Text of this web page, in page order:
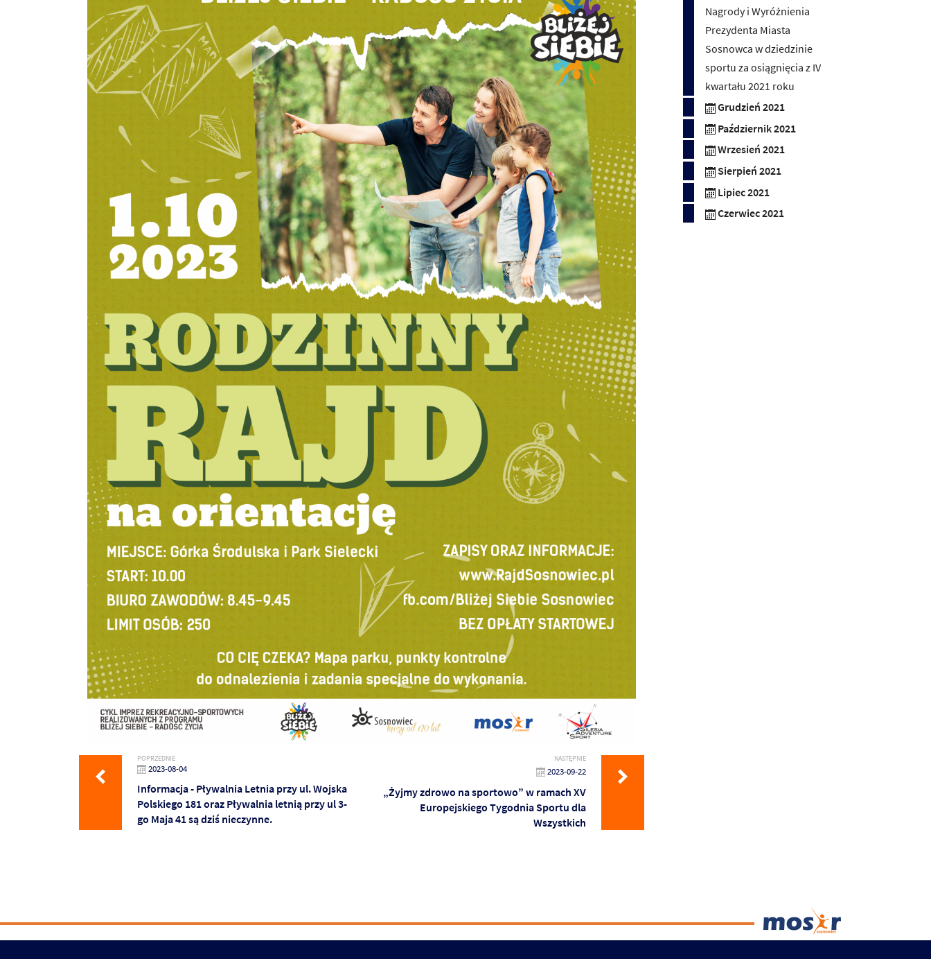
POPRZEDNIE
2023-08-04
Informacja - Pływalnia Letnia przy ul. Wojska
Polskiego 181 oraz Pływalnia letnią przy ul 3-
go Maja 41 są dziś nieczynne.
NASTĘPNIE
2023-09-22
„Żyjmy zdrowo na sportowo” w ramach XV
Europejskiego Tygodnia Sportu dla
Wszystkich
Nagrody i Wyróżnienia
Prezydenta Miasta
Sosnowca w dziedzinie
sportu za osiągnięcia z IV
kwartału 2021 roku
Grudzień 2021
Październik 2021
Wrzesień 2021
Sierpień 2021
Lipiec 2021
Czerwiec 2021